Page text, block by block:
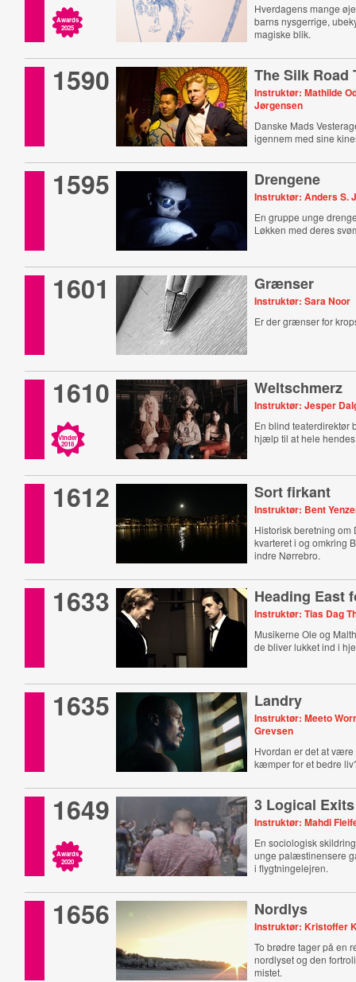
Awards
2025
Hverdagens mange
barns nysgerrige,
magiske blik.
1590 The Silk Road
Instruktør: Mathilde
Jørgensen
Danske Mads
igennem med sine
1595 Drengene
Instruktør: Anders S.
En gruppe unge
Løkken med deres
1601 Grænser
Instruktør: Sara Noor
Er der grænser for
1610
Vinder
2018
Weltschmerz
Instruktør: Jesper
En blind teaterdirektør
hjælp til at hele
1612 Sort firkant
Instruktør: Bent
Historisk beretning om
kvarteret i og omkring
indre Nørrebro.
1633 Heading East
Instruktør: Tias Dag
Musikerne Ole og
de bliver lukket ind i
1635 Landry
Instruktør: Meeto
Grevsen
Hvordan er det at
kæmper for et bedre
1649
Awards
2020
3 Logical Exits
Instruktør: Mahdi
En sociologisk
unge palæstinensere
i flygtningelejren.
1656 Nordlys
Instruktør: Kristoffer
To brødre tager på en
nordlyset og den
mistet.